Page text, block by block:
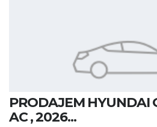
PRODAJEM HYUNDAI
AC , 2026...